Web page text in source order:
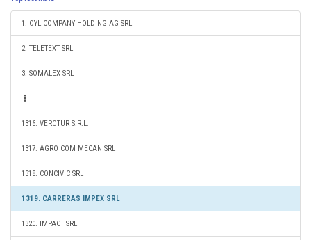
1. OYL COMPANY HOLDING AG SRL
2. TELETEXT SRL
3. SOMALEX SRL
1316. VEROTUR S.R.L.
1317. AGRO COM MECAN SRL
1318. CONCIVIC SRL
1319. CARRERAS IMPEX SRL
1320. IMPACT SRL